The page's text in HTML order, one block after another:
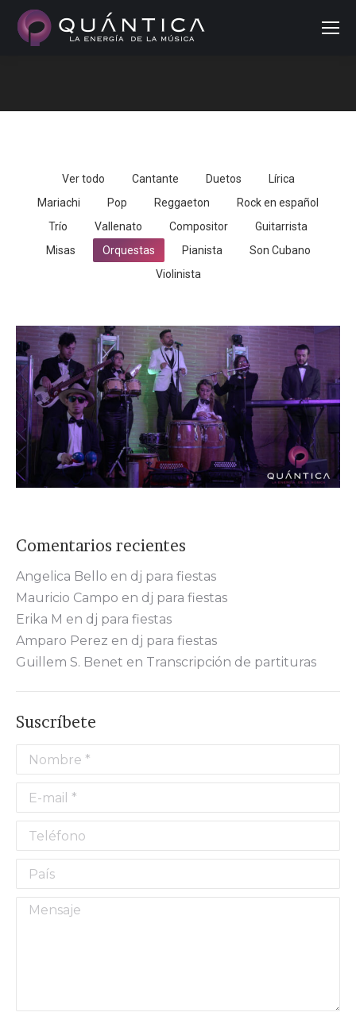
Buscar:
Ver todo Cantante Duetos
Lírica
Mariachi
Pop Reggaeton
Rock en español
Trío
Vallenato Compositor
Guitarrista
Misas
Orquestas Pianista
Son Cubano
Violinista
Comentarios recientes
Angelica Bello en dj para fiestas
Mauricio Campo en dj para fiestas
Erika M en dj para fiestas
Amparo Perez en dj para fiestas
Guillem S. Benet en Transcripción de partituras
Suscríbete
Nombre *
E-mail *
Teléfono
País
Mensaje